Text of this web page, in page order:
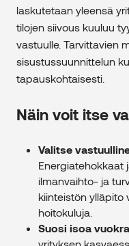
laskutetaan yleensä
tilojen siivous kuuluu
vastuulle. Tarvittavien
sisustussuunnittelun
tapauskohtaisesti.
Näin voit itse
Valitse
Energiatehokkaat
ilmanvaihto- ja
kiinteistön ylläpito
hoitokuluja.
Suosi isoa